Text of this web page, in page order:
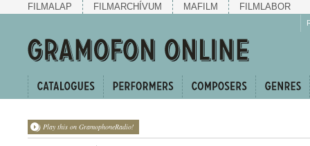
FILMALAP FILMARCHÍVUM MAFILM FILMLABOR
Play this on GramophoneRadio!